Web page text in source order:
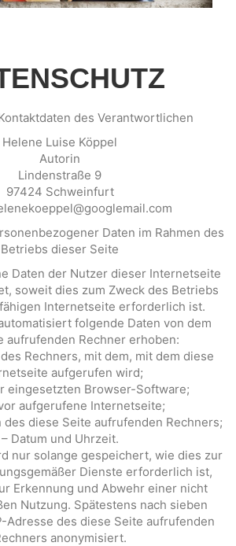
des Verantwortlichen
Helene Luise Köppel
Autorin
Lindenstraße 9
97424 Schweinfurt
Daten im Rahmen des
Betriebs dieser Seite
Daten der Nutzer dieser Internetseite
soweit dies zum Zweck des Betriebs
Internetseite erforderlich ist.
folgende Daten von dem
aufrufenden Rechner erhoben:
Rechners, mit dem, mit dem diese
aufgerufen wird;
eingesetzten Browser-Software;
aufgerufene Internetseite;
des diese Seite aufrufenden Rechners;
– Datum und Uhrzeit.
nur solange gespeichert, wie dies zur
Dienste erforderlich ist,
Erkennung und Abwehr einer nicht
Nutzung. Spätestens nach sieben
Adresse des diese Seite aufrufenden
anonymisiert.